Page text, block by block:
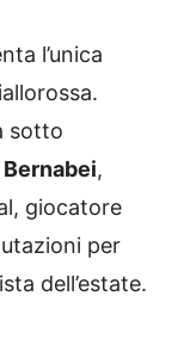
l’unica
sotto
,
giocatore
per
dell’estate.